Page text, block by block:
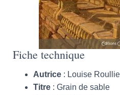
Fiche technique
Autrice : Louise
Titre : Grain de sable